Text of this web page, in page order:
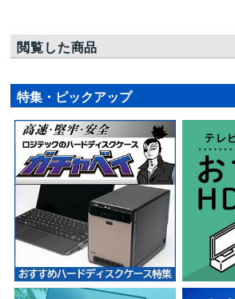
閲覧した商品
特集・ピックアップ